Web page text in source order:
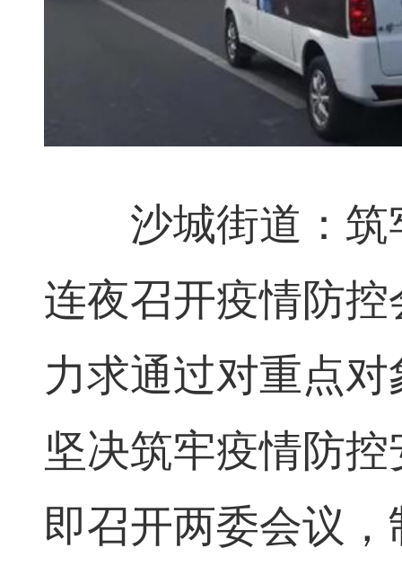
沙城街道：筑
连夜召开疫情防
力求通过对重点
坚决筑牢疫情防
即召开两委会议